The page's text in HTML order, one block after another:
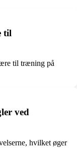
til
til træning på
ved
hvilket øger